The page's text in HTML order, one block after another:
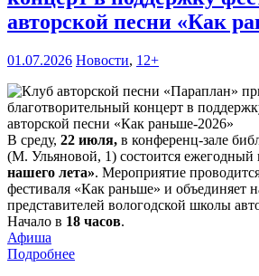
авторской песни «Как
01.07.2026 Новости, 12+
В среду, 22 июля, в конференц-зале
(М. Ульяновой, 1) состоится ежегодный
нашего лета». Мероприятие
фестиваля «Как раньше» и объединяет
представителей вологодской школы
Начало в 18 часов.
Афиша
Подробнее